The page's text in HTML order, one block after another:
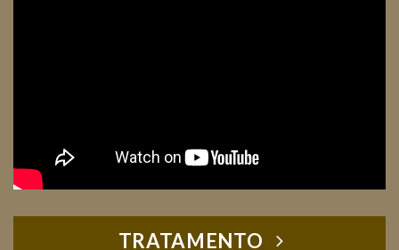
TRATAMENTO